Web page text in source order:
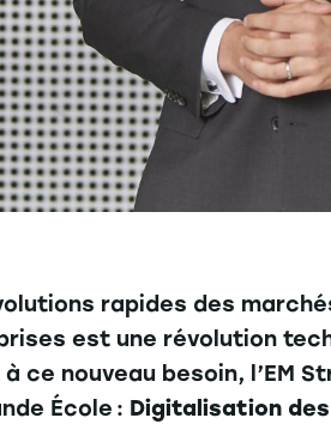
rapides des
est une révolution
nouveau besoin, l’EM
École : Digitalisation